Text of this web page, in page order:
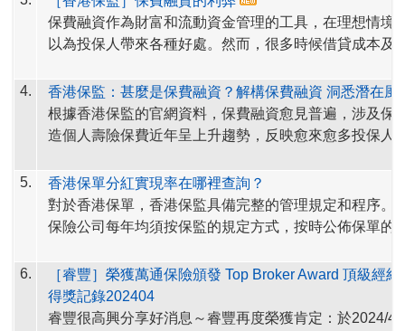
戶的財富管理目標。
你衡量當中的利弊：
文https://www.ia.org.hk/tc/premium_financing/
保費融資作為財富和流動資金管理的工具，在理想情境
以為投保人帶來各種好處。然而，很多時候借貸成本及/
好處背後隱藏的各種風險和不利影響不容忽視。
文https://www.ia.org.hk/tc/premium_financing/
4.
香港保監：甚麼是保費融資？解構保費融資 洞悉潛在風
根據香港保監的官網資料，保費融資愈見普遍， 涉及保
造個人壽險保費近年呈上升趨勢，反映愈來愈多投保人
「解構保費融資 洞悉潛在風險」。歡迎點擊以下保監網
覽。
解構保費融資 洞悉潛在風險
5.
香港保單分紅實現率在哪裡查詢？
對於香港保單，香港保監具備完整的管理規定和程序。
保險公司每年均須按保監的規定方式，按時公佈保單的
為增加產品整體表現的資訊透明度，香港保險公司不僅
理規則，按時公佈分紅實現率，
比率＂，方便客戶更完整客觀的評估保單的整體表現。
6.
［睿豐］榮獲萬通保險頒發 Top Broker Award 頂級經
得獎記錄202404
睿豐很高興分享好消息～睿豐再度榮獲肯定：於2024/4/